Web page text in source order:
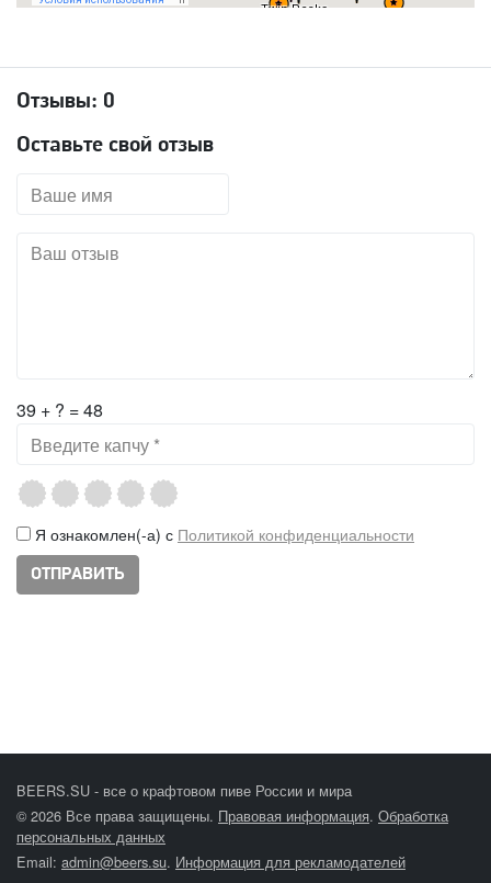
Отзывы: 0
Оставьте свой отзыв
39 + ? = 48
Я ознакомлен(-а) с Политикой конфиденциальности
BEERS.SU - все о крафтовом пиве России и мира
© 2026 Все права защищены. Правовая информация. Обработка
персональных данных
Email: admin@beers.su. Информация для рекламодателей